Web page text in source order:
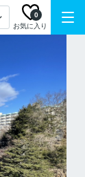
お気に入り
0